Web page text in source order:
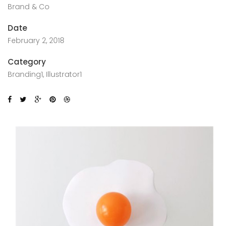
Brand & Co
Date
February 2, 2018
Category
Branding1, Illustrator1